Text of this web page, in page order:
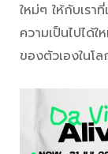
ใหม่ๆ ให้กับเร
ความเป็นไปได้
ของตัวเองในโ